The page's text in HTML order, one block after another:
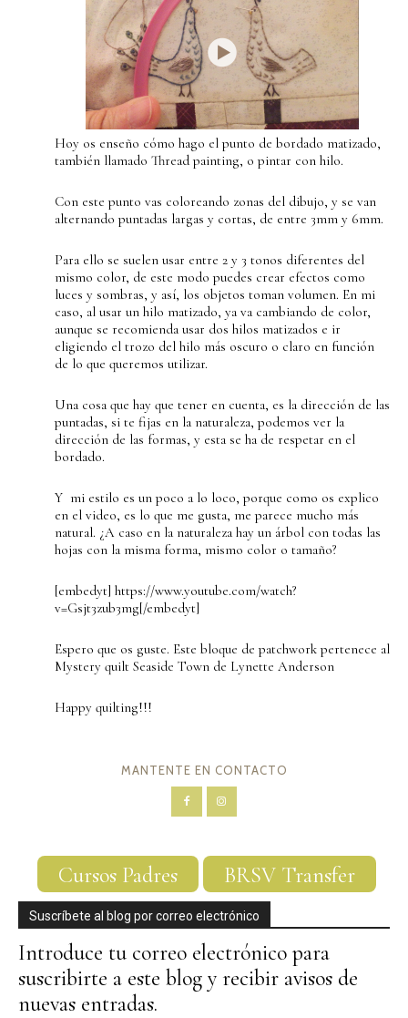
Hoy os enseño cómo hago el punto de bordado matizado,
también llamado Thread painting, o pintar con hilo.
Con este punto vas coloreando zonas del dibujo, y se van
alternando puntadas largas y cortas, de entre 3mm y 6mm.
Para ello se suelen usar entre 2 y 3 tonos diferentes del
mismo color, de este modo puedes crear efectos como
luces y sombras, y así, los objetos toman volumen. En mi
caso, al usar un hilo matizado, ya va cambiando de color,
aunque se recomienda usar dos hilos matizados e ir
eligiendo el trozo del hilo más oscuro o claro en función
de lo que queremos utilizar.
Una cosa que hay que tener en cuenta, es la dirección de las
puntadas, si te fijas en la naturaleza, podemos ver la
dirección de las formas, y esta se ha de respetar en el
bordado.
Y mi estilo es un poco a lo loco, porque como os explico
en el video, es lo que me gusta, me parece mucho más
natural. ¿A caso en la naturaleza hay un árbol con todas las
hojas con la misma forma, mismo color o tamaño?
[embedyt] https://www.youtube.com/watch?
v=Gsjt3zub3mg[/embedyt]
Espero que os guste. Este bloque de patchwork pertenece al
Mystery quilt Seaside Town de Lynette Anderson
Happy quilting!!!
MANTENTE EN CONTACTO
Cursos Padres BRSV Transfer
Suscríbete al blog por correo electrónico
Introduce tu correo electrónico para
suscribirte a este blog y recibir avisos de
nuevas entradas.